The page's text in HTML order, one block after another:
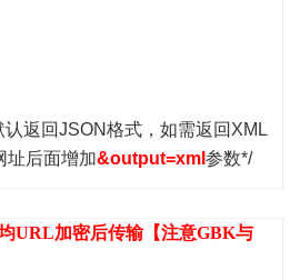
返回JSON格式，如需返回XML
址后面增加&output=xml 参数*/
URL加密后传输【注意GBK与